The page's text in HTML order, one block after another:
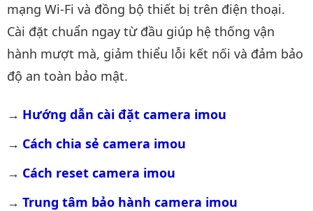
mạng Wi-Fi và đồng bộ thiết bị trên điện thoại.
Cài đặt chuẩn ngay từ đầu giúp hệ thống vận
hành mượt mà, giảm thiểu lỗi kết nối và đảm bảo
độ an toàn bảo mật.
Hướng dẫn cài đặt camera imou
Cách chia sẻ camera imou
Cách reset camera imou
Trung tâm bảo hành camera imou